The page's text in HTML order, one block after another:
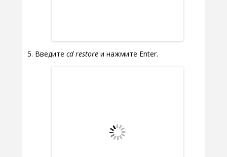
Введите cd restore и нажмите Enter.